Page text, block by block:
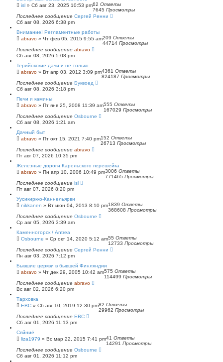
isl » Сб авг 23, 2025 10:53 pm62 Ответы
7645 Просмотры
Последнее сообщение Сергей Ренни
Сб авг 08, 2026 6:38 pm
Внимание! Регламентные работы
abravo » Чт фев 05, 2015 9:55 am209 Ответы
44714 Просмотры
Последнее сообщение abravo
Сб авг 08, 2026 5:08 pm
Терийокские дачи и не только
abravo » Вт апр 03, 2012 3:09 pm4361 Ответы
824187 Просмотры
Последнее сообщение Буквоед
Сб авг 08, 2026 3:18 pm
Печи и камины
abravo » Пт янв 25, 2008 11:39 am555 Ответы
167029 Просмотры
Последнее сообщение Osbourne
Сб авг 08, 2026 1:21 am
Дачный быт
abravo » Пт окт 15, 2021 7:40 pm152 Ответы
26713 Просмотры
Последнее сообщение abravo
Пт авг 07, 2026 10:35 pm
Железные дороги Карельского перешейка
abravo » Пн апр 10, 2006 10:49 pm3006 Ответы
771465 Просмотры
Последнее сообщение isl
Пт авг 07, 2026 8:20 pm
Уусикиркко-Каннельярви
nikkanen » Вт июн 04, 2013 8:10 pm1839 Ответы
368608 Просмотры
Последнее сообщение Osbourne
Ср авг 05, 2026 3:39 am
Каменногорск / Antrea
Osbourne » Ср окт 14, 2020 5:12 am55 Ответы
12733 Просмотры
Последнее сообщение Сергей Ренни
Пн авг 03, 2026 7:12 pm
Бывшие церкви в бывшей Финляндии
abravo » Чт дек 29, 2005 10:42 am575 Ответы
114499 Просмотры
Последнее сообщение abravo
Вс авг 02, 2026 6:20 pm
Тарховка
ЕВС » Сб авг 10, 2019 12:30 pm82 Ответы
29962 Просмотры
Последнее сообщение ЕВС
Сб авг 01, 2026 11:13 pm
Сяйниё
liza1979 » Вс мар 22, 2015 7:41 pm41 Ответы
14291 Просмотры
Последнее сообщение Osbourne
Сб авг 01, 2026 11:12 pm